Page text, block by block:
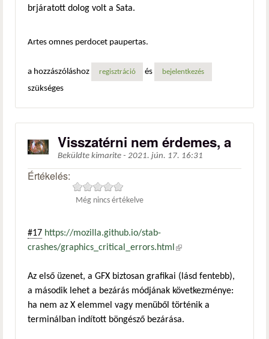
brjáratott dolog volt a Sata.
Artes omnes perdocet paupertas.
a hozzászóláshoz regisztráció és bejelentkezés
szükséges
Visszatérni nem érdemes, a
Beküldte kimarite - 2021. jún. 17. 16:31
Értékelés:
Még nincs értékelve
#17 https://mozilla.github.io/stab-
crashes/graphics_critical_errors.html (külső hivatkozás)
Az első üzenet, a GFX biztosan grafikai (lásd fentebb),
a második lehet a bezárás módjának következménye:
ha nem az X elemmel vagy menüből történik a
terminálban indított böngésző bezárása.